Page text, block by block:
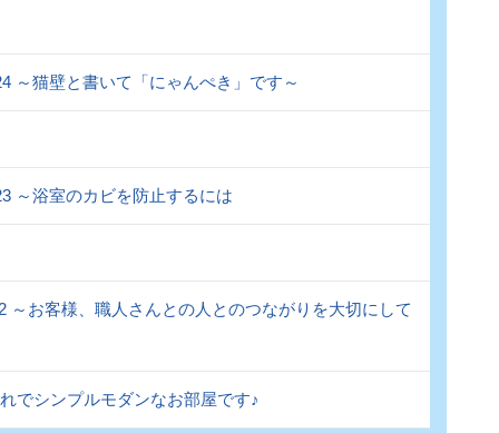
～猫壁と書いて「にゃんぺき」です～
～浴室のカビを防止するには
お客様、職人さんとの人とのつながりを大切にして
でシンプルモダンなお部屋です♪